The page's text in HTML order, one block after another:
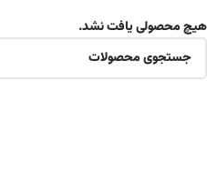
هیچ محصولی یافت نشد.